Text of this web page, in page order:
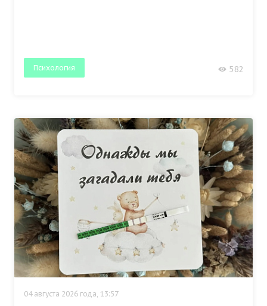
Психология 582
04 августа 2026 года, 13:57